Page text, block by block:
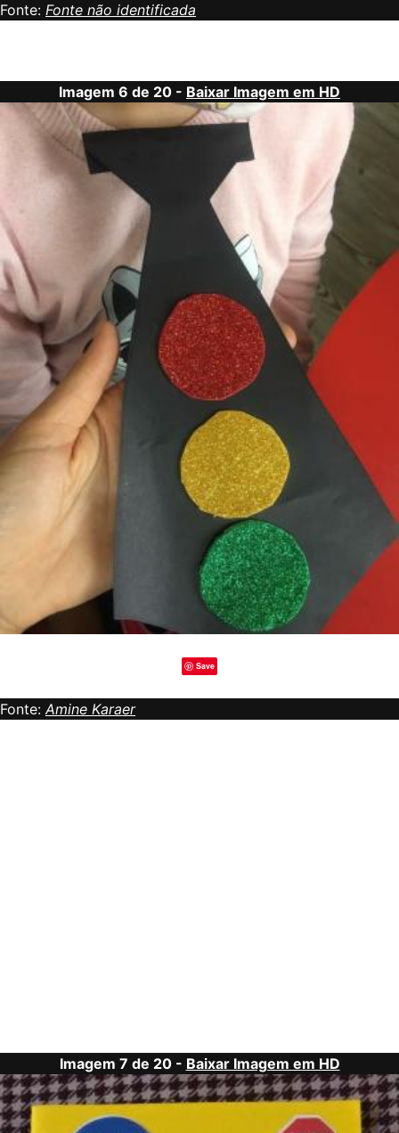
Fonte: Fonte não identificada
Imagem 6 de 20 - Baixar Imagem em HD
Save
Fonte: Amine Karaer
Imagem 7 de 20 - Baixar Imagem em HD